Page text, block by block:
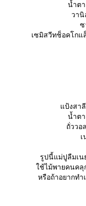
น้ำต
วา
ซ
เซมิสวีทช็อคโกแ
ป้งสาลี
น้ำต
ถั่ววอ
รูปนี้แม่ปูลืมเน
ช้ไม้พายคนคลุ
หรือถ้าอยากทำ